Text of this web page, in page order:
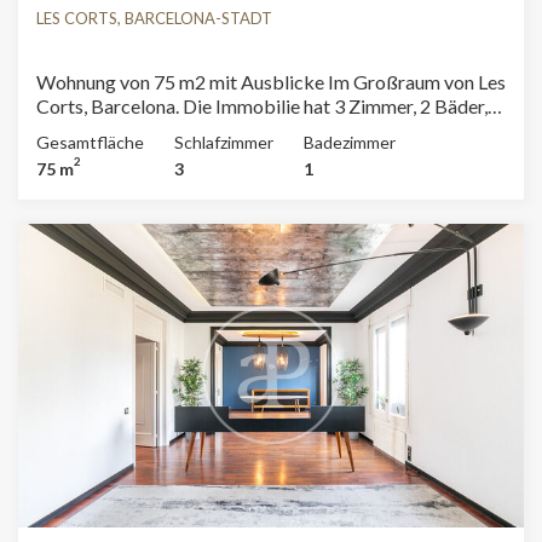
LES CORTS, BARCELONA-STADT
Wohnung von 75 m2 mit Ausblicke Im Großraum von Les
Corts, Barcelona. Die Immobilie hat 3 Zimmer, 2 Bäder,
Gesamtfläche
75 m2
Schlafzimmer
3
Badezimmer
1
Werbung in Bezug auf das Surfprofil des Benutzers
anzeigen.